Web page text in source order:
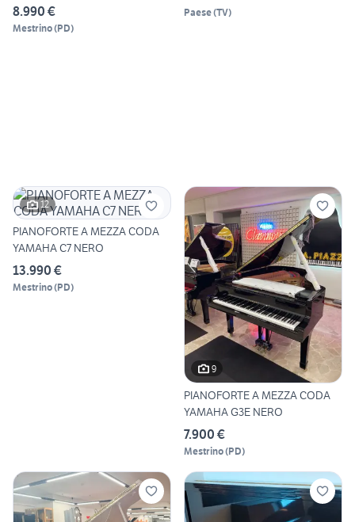
LUCIDO
8.990 €
Mestrino(PD)
Paese(TV)
12
PIANOFORTE A MEZZA CODA
YAMAHA C7 NERO
13.990 €
Mestrino(PD)
9
PIANOFORTE A MEZZA CODA
YAMAHA G3E NERO
7.900 €
Mestrino(PD)